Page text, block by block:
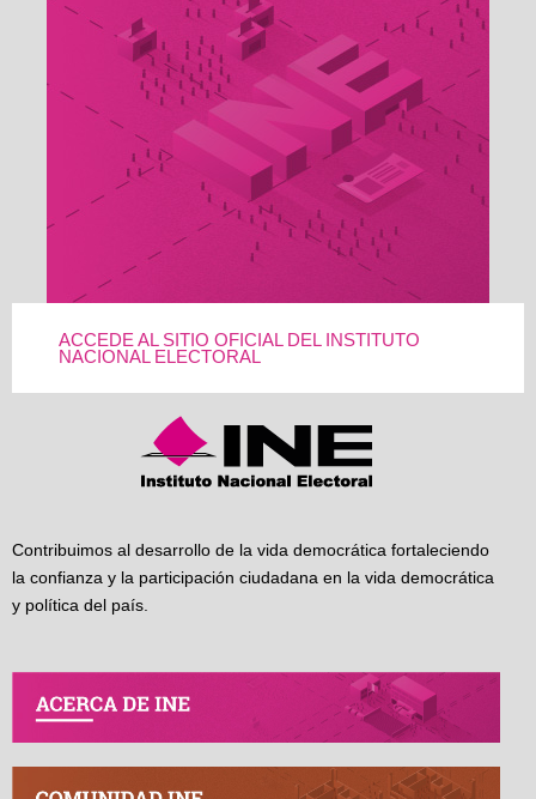
ACCEDE AL SITIO OFICIAL DEL INSTITUTO
NACIONAL ELECTORAL
Contribuimos al desarrollo de la vida democrática fortaleciendo
la confianza y la participación ciudadana en la vida democrática
y política del país.